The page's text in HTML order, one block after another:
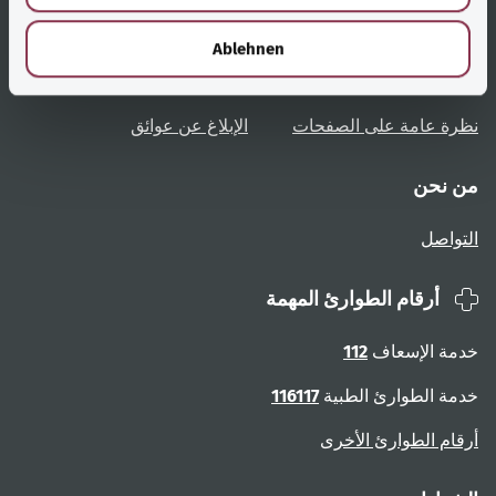
Ablehnen
نظرة عامة على المواضيع
تعليمات المستخدم
نظرة عامة على الصفحات
المشورة والمساعدة
الوصول دون عوائق
الإبلاغ عن عوائق
من نحن
التواصل
أرقام الطوارئ المهمة
خدمة الإسعاف 112
خدمة الطوارئ الطبية116117
أرقام الطوارئ الأخرى